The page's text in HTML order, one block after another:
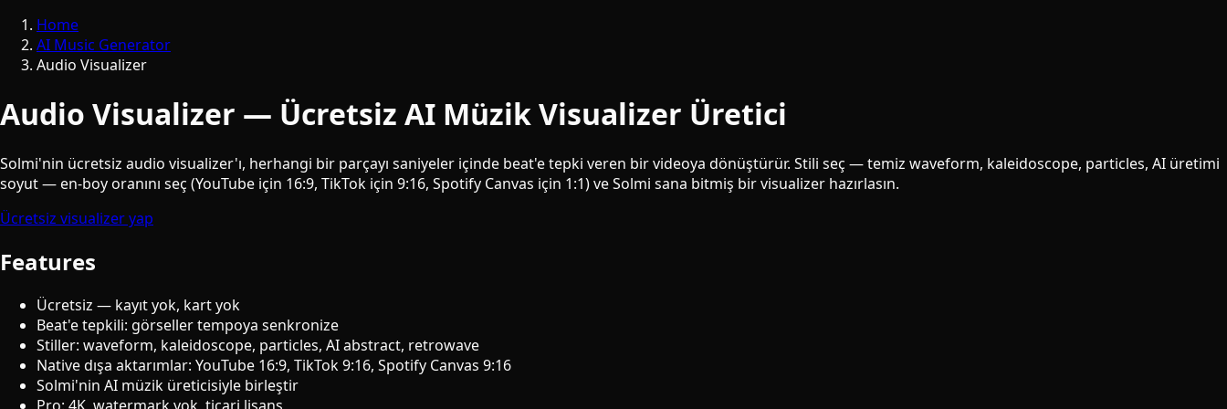
Home
AI Music Generator
Audio Visualizer
Audio Visualizer — Ücretsiz AI Müzik Visualizer Üretici
Solmi'nin ücretsiz audio visualizer'ı, herhangi bir parçayı saniyeler içinde beat'e tepki veren bir videoya dönüştürür. Stili seç — temiz waveform, kaleidoscope, particles, AI üretimi
soyut — en-boy oranını seç (YouTube için 16:9, TikTok için 9:16, Spotify Canvas için 1:1) ve Solmi sana bitmiş bir visualizer hazırlasın.
Ücretsiz visualizer yap
Features
Ücretsiz — kayıt yok, kart yok
Beat'e tepkili: görseller tempoya senkronize
Stiller: waveform, kaleidoscope, particles, AI abstract, retrowave
Native dışa aktarımlar: YouTube 16:9, TikTok 9:16, Spotify Canvas 9:16
Solmi'nin AI müzik üreticisiyle birleştir